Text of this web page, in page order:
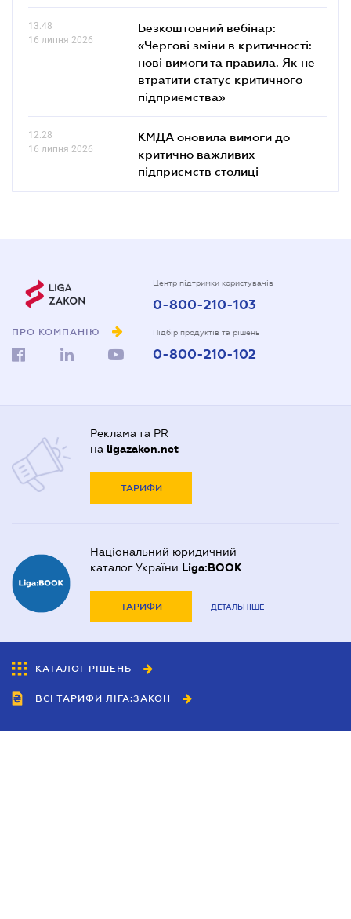
13.48
16 липня 2026
Безкоштовний вебінар:
«Чергові зміни в критичності:
нові вимоги та правила. Як не
втратити статус критичного
підприємства»
12.28
16 липня 2026
КМДА оновила вимоги до
критично важливих
підприємств столиці
ПРО КОМПАНІЮ
Центр підтримки користувачів
0-800-210-103
Підбір продуктів та рішень
0-800-210-102
Реклама та PR
на ligazakon.net
ТАРИФИ
Національний юридичний
каталог України Liga:BOOK
ТАРИФИ ДЕТАЛЬНІШЕ
КАТАЛОГ РІШЕНЬ
ВСІ ТАРИФИ ЛІГА:ЗАКОН